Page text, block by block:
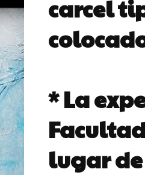
carcel
* La
lugar